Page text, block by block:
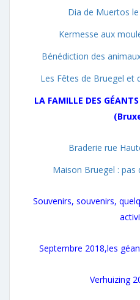
Dia de Muertos
Kermesse aux
Bénédiction des
Les Fêtes de Bruegel et
LA FAMILLE DES
Braderie rue
Maison Bruegel : pas
Souvenirs, souvenirs,
Septembre 2018,les
Verhuizing